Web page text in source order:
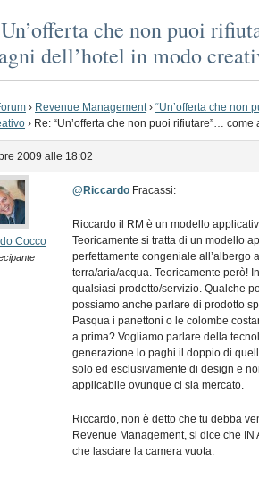
che non puoi
dell’hotel in modo
› Revenue Management › “Un’offerta che non
› Re: “Un’offerta che non puoi rifiutare”…
2009 alle 18:02
Cocco
@Riccardo Fracassi:
Riccardo il RM è un modello
Teoricamente si tratta di un modello
perfettamente congeniale all’albergo
terra/aria/acqua. Teoricamente però!
qualsiasi prodotto/servizio. Qualche
possiamo anche parlare di prodotto
Pasqua i panettoni o le colombe
a prima? Vogliamo parlare della
generazione lo paghi il doppio di
solo ed esclusivamente di design e
applicabile ovunque ci sia mercato.
Riccardo, non è detto che tu debba
Revenue Management, si dice che
che lasciare la camera vuota.